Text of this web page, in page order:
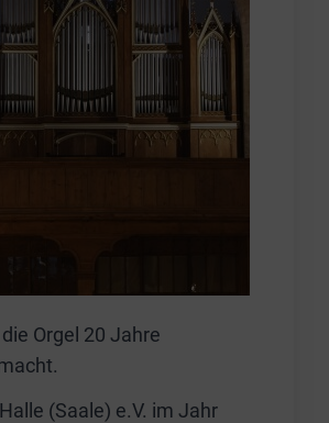
Orgel 20 Jahre
(Saale) e.V. im Jahr